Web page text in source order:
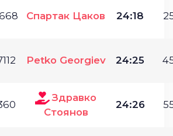
Спартак Цаков 24:18
Petko Georgiev 24:25
Здравко
Стоянов
24:26